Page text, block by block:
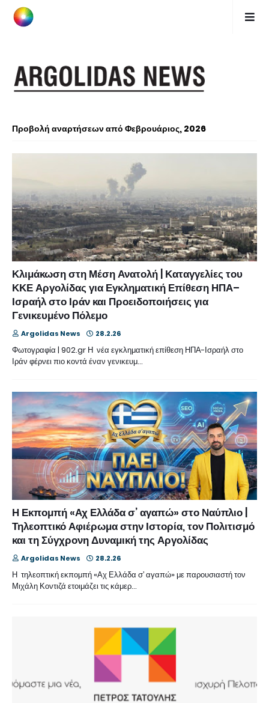
Προβολή αναρτήσεων από Φεβρουάριος, 2026
Κλιμάκωση στη Μέση Ανατολή | Καταγγελίες του
ΚΚΕ Αργολίδας για Εγκληματική Επίθεση ΗΠΑ–
Ισραήλ στο Ιράν και Προειδοποιήσεις για
Γενικευμένο Πόλεμο
Argolidas News 28.2.26
Φωτογραφία | 902.gr Η νέα εγκληματική επίθεση ΗΠΑ-Ισραήλ στο
Ιράν φέρνει πιο κοντά έναν γενικευμ…
Η Εκπομπή «Αχ Ελλάδα σ’ αγαπώ» στο Ναύπλιο |
Τηλεοπτικό Αφιέρωμα στην Ιστορία, τον Πολιτισμό
και τη Σύγχρονη Δυναμική της Αργολίδας
Argolidas News 28.2.26
Η τηλεοπτική εκπομπή «Αχ Ελλάδα σ’ αγαπώ» με παρουσιαστή τον
Μιχάλη Κοντιζά ετοιμάζει τις κάμερ…